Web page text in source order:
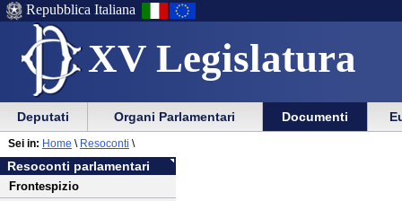
XV Legislatura
Menu
di
ausilio
alla
navigazione
Vai
Menu
di
navigazione
principale
Repubblica Italiana
Menu
di
navigazione
principale
Vai
menu
di
sezione
Deputati Organi Parlamentari Documenti
Vai
al
contenuto
Resoconti parlamentari
Frontespizio
Sei in: Home \ Resoconti \